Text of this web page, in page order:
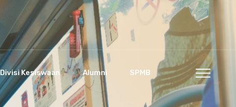
Divisi Kesiswaan Alumni SPMB